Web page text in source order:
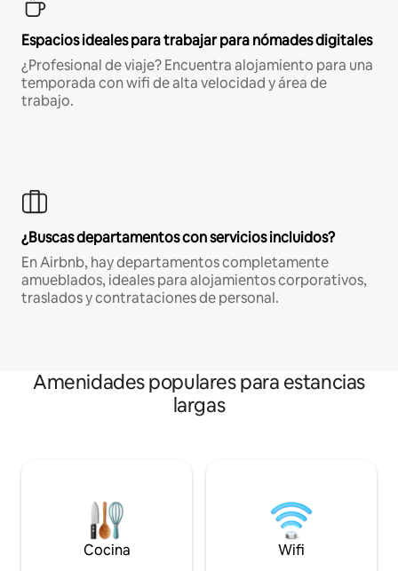
Espacios ideales para trabajar para nómades digitales
¿Profesional de viaje? Encuentra alojamiento para una
temporada con wifi de alta velocidad y área de
trabajo.
¿Buscas departamentos con servicios incluidos?
En Airbnb, hay departamentos completamente
amueblados, ideales para alojamientos corporativos,
traslados y contrataciones de personal.
Amenidades populares para estancias
largas
Cocina Wifi